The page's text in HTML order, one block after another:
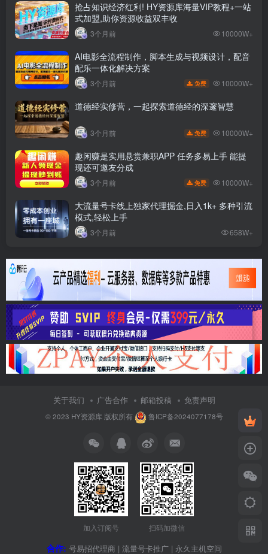
抢占知识经济红利! HY资源库海量VIP教程+一站
式加盟,助你资源收益双丰收
3个月前 10000W+
AI电影全流程制作，脚本生成与视频设计，配音
配乐一体化解决方案
3个月前 免费 10000W+
道德经实修营，一起探索道德经的深邃智慧
3个月前 免费 10000W+
趣闲赚是实用悬赏兼职APP 任务多易上手 能提
现还可邀友分成
3个月前 免费 10000W+
大流量号卡线上独家代理掘金,日入1k+ 多种引流
模式,轻松上手
3个月前 658W+
关于我们 广告合作 邮箱投稿 免责声明
© 2023 HY资源库版权所有 鲁ICP备2024077178号
加入订阅号 扫码加微信
合作: 号易招代理商 | 流量号卡推广| 永久主机空间